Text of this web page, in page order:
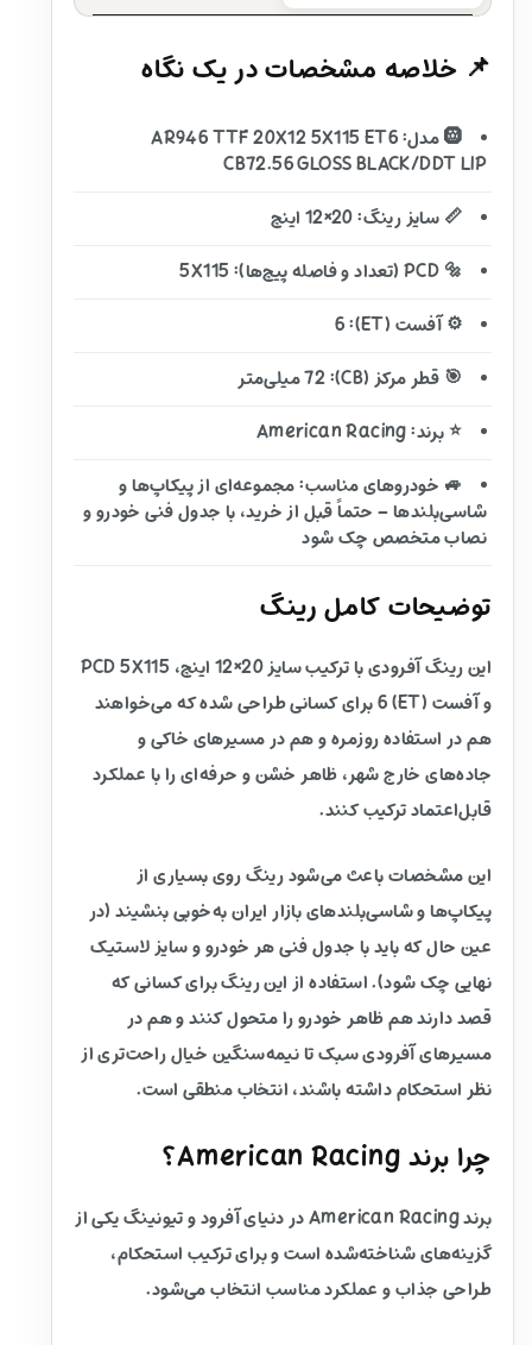
📌 خلاصه مشخصات در یک نگاه
🛞 مدل: AR946 TTF 20X12 5X115 ET6
CB72.56 GLOSS BLACK/DDT LIP
📏 سایز رینگ: 20×12 اینچ
🔩 PCD (تعداد و فاصله پیچ‌ها): 5X115
⚙️ آفست (ET): 6
🎯 قطر مرکز (CB): 72 میلی‌متر
⭐ برند: American Racing
🚙 خودروهای مناسب: مجموعه‌ای از پیکاپ‌ها و
شاسی‌بلندها – حتماً قبل از خرید، با جدول فنی خودرو و
نصاب متخصص چک شود
توضیحات کامل رینگ
این رینگ آفرودی با ترکیب سایز 20×12 اینچ، PCD 5X115
و آفست (ET) 6 برای کسانی طراحی شده که می‌خواهند
هم در استفاده روزمره و هم در مسیرهای خاکی و
جاده‌های خارج شهر، ظاهر خشن و حرفه‌ای را با عملکرد
قابل‌اعتماد ترکیب کنند.
این مشخصات باعث می‌شود رینگ روی بسیاری از
پیکاپ‌ها و شاسی‌بلندهای بازار ایران به‌خوبی بنشیند (در
عین حال که باید با جدول فنی هر خودرو و سایز لاستیک
نهایی چک شود). استفاده از این رینگ برای کسانی که
قصد دارند هم ظاهر خودرو را متحول کنند و هم در
مسیرهای آفرودی سبک تا نیمه‌سنگین خیال راحت‌تری از
نظر استحکام داشته باشند، انتخاب منطقی است.
چرا برند American Racing؟
برند American Racing در دنیای آفرود و تیونینگ یکی از
گزینه‌های شناخته‌شده است و برای ترکیب استحکام،
طراحی جذاب و عملکرد مناسب انتخاب می‌شود.